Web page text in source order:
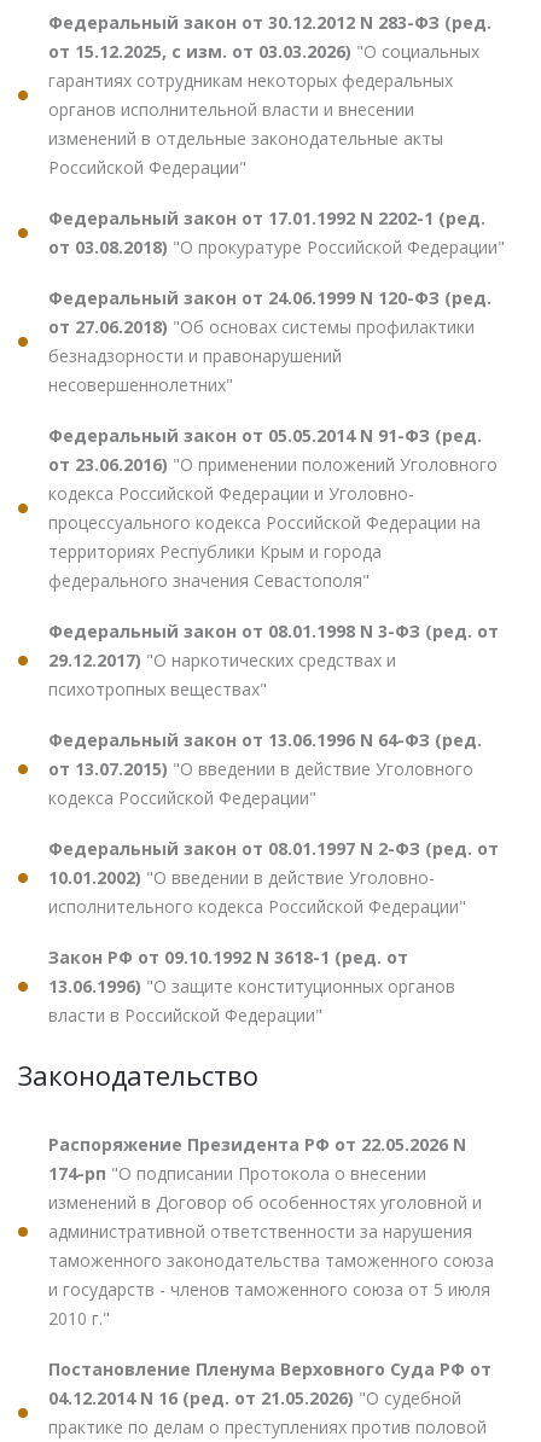
Федеральный закон от 30.12.2012 N 283-ФЗ (ред.
от 15.12.2025, с изм. от 03.03.2026) "О социальных
гарантиях сотрудникам некоторых федеральных
органов исполнительной власти и внесении
изменений в отдельные законодательные акты
Российской Федерации"
Федеральный закон от 17.01.1992 N 2202-1 (ред.
от 03.08.2018) "О прокуратуре Российской Федерации"
Федеральный закон от 24.06.1999 N 120-ФЗ (ред.
от 27.06.2018) "Об основах системы профилактики
безнадзорности и правонарушений
несовершеннолетних"
Федеральный закон от 05.05.2014 N 91-ФЗ (ред.
от 23.06.2016) "О применении положений Уголовного
кодекса Российской Федерации и Уголовно-
процессуального кодекса Российской Федерации на
территориях Республики Крым и города
федерального значения Севастополя"
Федеральный закон от 08.01.1998 N 3-ФЗ (ред. от
29.12.2017) "О наркотических средствах и
психотропных веществах"
Федеральный закон от 13.06.1996 N 64-ФЗ (ред.
от 13.07.2015) "О введении в действие Уголовного
кодекса Российской Федерации"
Федеральный закон от 08.01.1997 N 2-ФЗ (ред. от
10.01.2002) "О введении в действие Уголовно-
исполнительного кодекса Российской Федерации"
Закон РФ от 09.10.1992 N 3618-1 (ред. от
13.06.1996) "О защите конституционных органов
власти в Российской Федерации"
Законодательство
Распоряжение Президента РФ от 22.05.2026 N
174-рп "О подписании Протокола о внесении
изменений в Договор об особенностях уголовной и
административной ответственности за нарушения
таможенного законодательства таможенного союза
и государств - членов таможенного союза от 5 июля
2010 г."
Постановление Пленума Верховного Суда РФ от
04.12.2014 N 16 (ред. от 21.05.2026) "О судебной
практике по делам о преступлениях против половой